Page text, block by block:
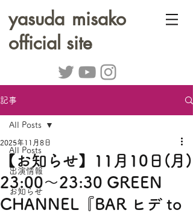
yasuda misako
official site
記事
All Posts
出演情報
お知らせ
All Posts
【お知らせ】11月10日(月)
23:00～23:30 GREEN
CHANNEL『BAR ヒデ to
2025年11月8日